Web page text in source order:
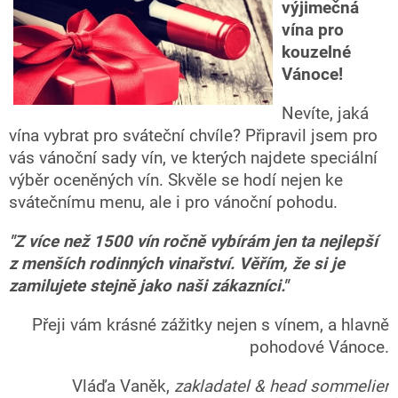
výjimečná
vína pro
kouzelné
Vánoce!
Nevíte, jaká
vína vybrat pro sváteční chvíle? Připravil jsem pro
vás vánoční sady vín, ve kterých najdete speciální
výběr oceněných vín. Skvěle se hodí nejen ke
svátečnímu menu, ale i pro vánoční pohodu.
"Z více než 1500 vín ročně vybírám jen ta nejlepší
z menších rodinných vinařství. Věřím, že si je
zamilujete stejně jako naši zákazníci."
Přeji vám krásné zážitky nejen s vínem, a hlavně
pohodové Vánoce.
Vláďa Vaněk, zakladatel & head sommelier